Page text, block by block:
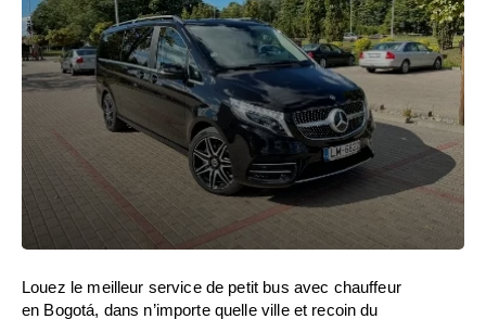
Louez le meilleur service de petit bus avec chauffeur
en Bogotá, dans n’importe quelle ville et recoin du